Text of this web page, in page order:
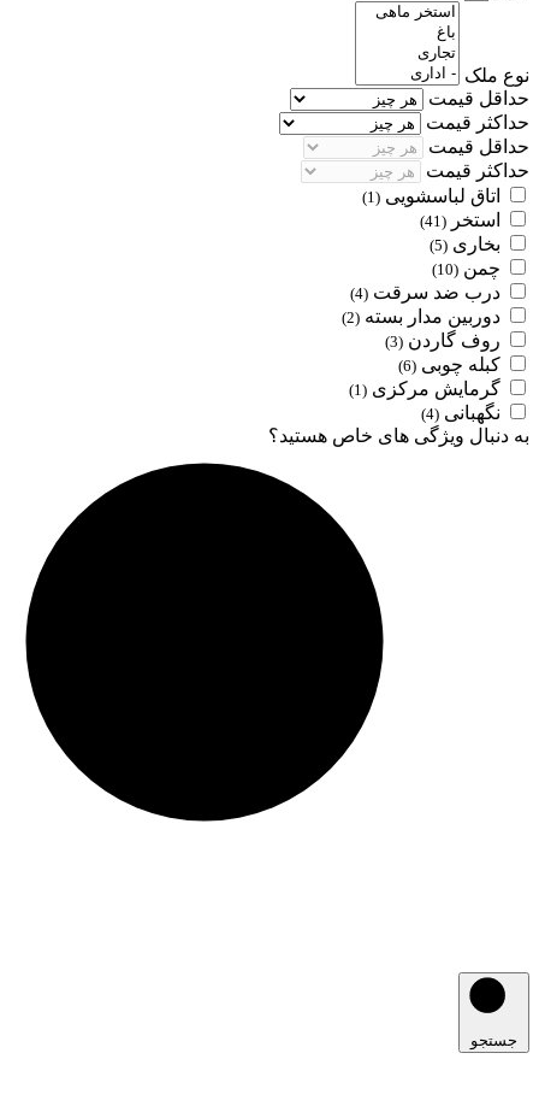
نوع ملک
حداقل قیمت
حداکثر قیمت
حداقل قیمت
حداکثر قیمت
اتاق لباسشویی (1)
استخر (41)
بخاری (5)
چمن (10)
درب ضد سرقت (4)
دوربین مدار بسته (2)
روف گاردن (3)
کبله چوبی (6)
گرمایش مرکزی (1)
نگهبانی (4)
به دنبال ویژگی های خاص هستید؟
جستجو